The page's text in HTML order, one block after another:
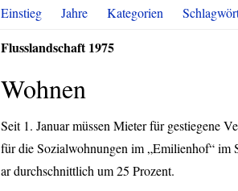
Einstieg Jahre Kategorien
Flusslandschaft 1975
Wohnen
Seit 1. Januar müssen Mieter für gestiegene
für die Sozialwohnungen im „Emilienhof“ im
ar durchschnittlich um 25 Prozent.